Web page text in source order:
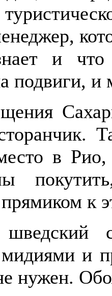
и
подвиги,
в
к
шведский
мидиями и
нужен.